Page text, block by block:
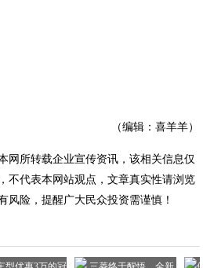
（编辑：喜羊羊）
网所转载企业宣传资讯，该相关信息仅
不代表本网站观点，文章真实性请浏览
风险，提醒广大民众投资需谨慎！